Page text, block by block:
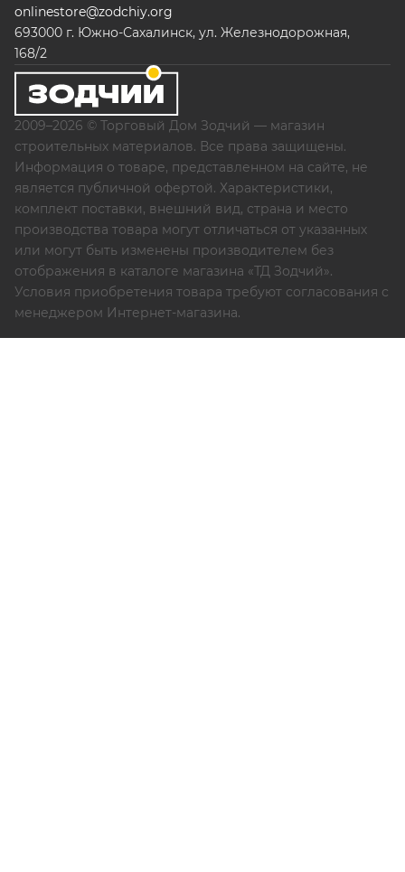
onlinestore@zodchiy.org
693000 г. Южно-Сахалинск, ул. Железнодорожная,
168/2
2009–2026 © Торговый Дом Зодчий — магазин
строительных материалов. Все права защищены.
Информация о товаре, представленном на сайте, не
является публичной офертой. Характеристики,
комплект поставки, внешний вид, страна и место
производства товара могут отличаться от указанных
или могут быть изменены производителем без
отображения в каталоге магазина «ТД Зодчий».
Условия приобретения товара требуют согласования с
менеджером Интернет-магазина.